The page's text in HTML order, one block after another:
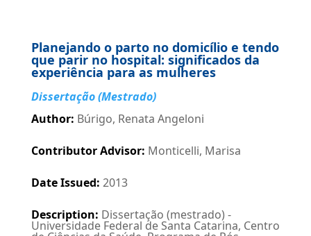
Planejando o parto no domicílio e tendo
que parir no hospital: significados da
experiência para as mulheres
Dissertação (Mestrado)
Author: Búrigo, Renata Angeloni
Contributor Advisor: Monticelli, Marisa
Date Issued: 2013
Description: Dissertação (mestrado) -
Universidade Federal de Santa Catarina, Centro